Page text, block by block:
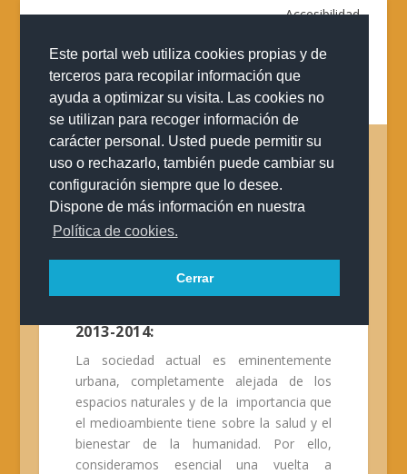
Este portal web utiliza cookies propias y de
terceros para recopilar información que
ayuda a optimizar su visita. Las cookies no
se utilizan para recoger información de
carácter personal. Usted puede permitir su
uso o rechazarlo, también puede cambiar su
configuración siempre que lo desee.
Dispone de más información en nuestra
Política de cookies.
Cerrar
Accesibilidad
PROYECTO HUERTO
ESCOLAR – REDECOS
PLANIFICACIÓN HUERTO
2013-2014:
La sociedad actual es eminentemente
urbana, completamente alejada de los
espacios naturales y de la importancia que
el medioambiente tiene sobre la salud y el
bienestar de la humanidad. Por ello,
consideramos esencial una vuelta a